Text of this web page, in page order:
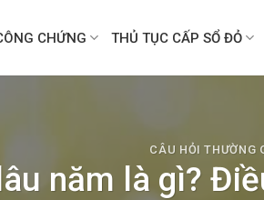
CHỨNG THỦ TỤC CẤP SỔ ĐỎ
CÂU HỎI THƯỜNG
năm là gì?